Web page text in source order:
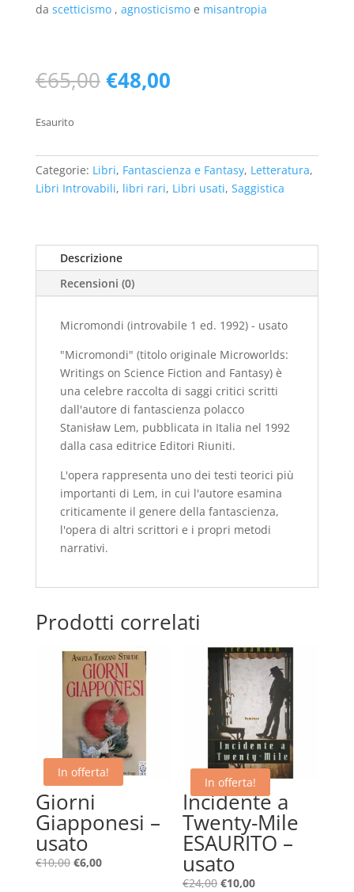
da scetticismo, agnosticismoe misantropia
€65,00 Il
prezzo
€65,00.
€48,00Il
€48,00.
Esaurito
Categorie: Libri, Fantascienza e Fantasy, Letteratura,
Libri Introvabili, libri rari, Libri usati, Saggistica
Descrizione
Recensioni (0)
Micromondi (introvabile 1 ed. 1992) - usato
"Micromondi" (titolo originale Microworlds:
Writings on Science Fiction and Fantasy) è
una celebre raccolta di saggi critici scritti
dall'autore di fantascienza polacco
Stanisław Lem, pubblicata in Italia nel 1992
dalla casa editrice Editori Riuniti.
L'opera rappresenta uno dei testi teorici più
importanti di Lem, in cui l'autore esamina
criticamente il genere della fantascienza,
l'opera di altri scrittori e i propri metodi
narrativi.
Prodotti correlati
In offerta!
Giorni
Giapponesi –
usato
€10,00 Il
€6,00Il
In offerta!
Incidente a
Twenty-Mile
ESAURITO –
usato
€24,00 Il
€10,00Il